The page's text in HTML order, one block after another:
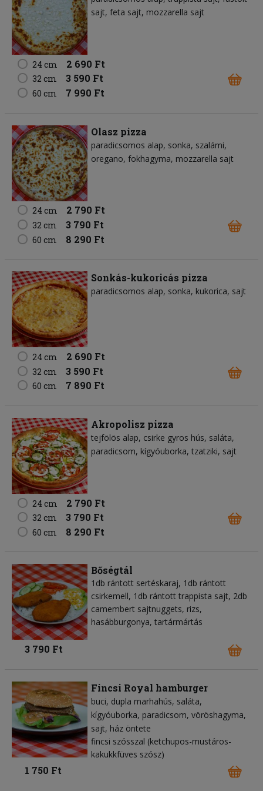
sajt feta sajt mozzarella sajt
24 cm 2 690 Ft
32 cm 3 590 Ft
60 cm 7 990 Ft
Olasz pizza
paradicsomos alap sonka szalámi
oregano fokhagyma mozzarella sajt
24 cm 2 790 Ft
32 cm 3 790 Ft
60 cm 8 290 Ft
Sonkás-kukoricás pizza
paradicsomos alap sonka kukorica sajt
24 cm 2 690 Ft
32 cm 3 590 Ft
60 cm 7 890 Ft
Akropolisz pizza
tejfölös alap csirke gyros hús saláta
paradicsom kígyóuborka tzatziki sajt
24 cm 2 790 Ft
32 cm 3 790 Ft
60 cm 8 290 Ft
Bőségtál
1db rántott sertéskaraj, 1db rántott
csirkemell, 1db rántott trappista sajt, 2db
camembert sajtnuggets, rizs,
hasábburgonya, tartármártás
3 790 Ft
Fincsi Royal hamburger
buci dupla marhahús saláta
kígyóuborka paradicsom vöröshagyma
sajt ház öntete
fincsi szósszal (ketchupos-mustáros-
kakukkfüves szósz)
1 750 Ft